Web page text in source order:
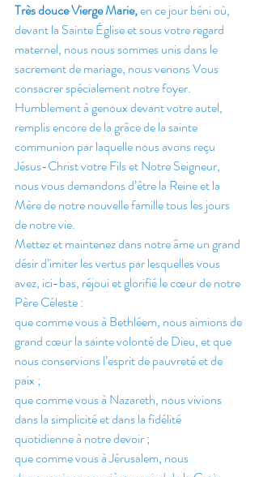
Très douce Vierge Marie, en ce jour béni où,
devant la Sainte Église et sous votre regard
maternel, nous nous sommes unis dans le
sacrement de mariage, nous venons Vous
consacrer spécialement notre foyer.
Humblement à genoux devant votre autel,
remplis encore de la grâce de la sainte
communion par laquelle nous avons reçu
Jésus-Christ votre Fils et Notre Seigneur,
nous vous demandons d’être la Reine et la
Mère de notre nouvelle famille tous les jours
de notre vie.
Mettez et maintenez dans notre âme un grand
désir d’imiter les vertus par lesquelles vous
avez, ici-bas, réjoui et glorifié le cœur de notre
Père Céleste :
que comme vous à Bethléem, nous aimions de
grand cœur la sainte volonté de Dieu, et que
nous conservions l’esprit de pauvreté et de
paix ;
que comme vous à Nazareth, nous vivions
dans la simplicité et dans la fidélité
quotidienne à notre devoir ;
que comme vous à Jérusalem, nous